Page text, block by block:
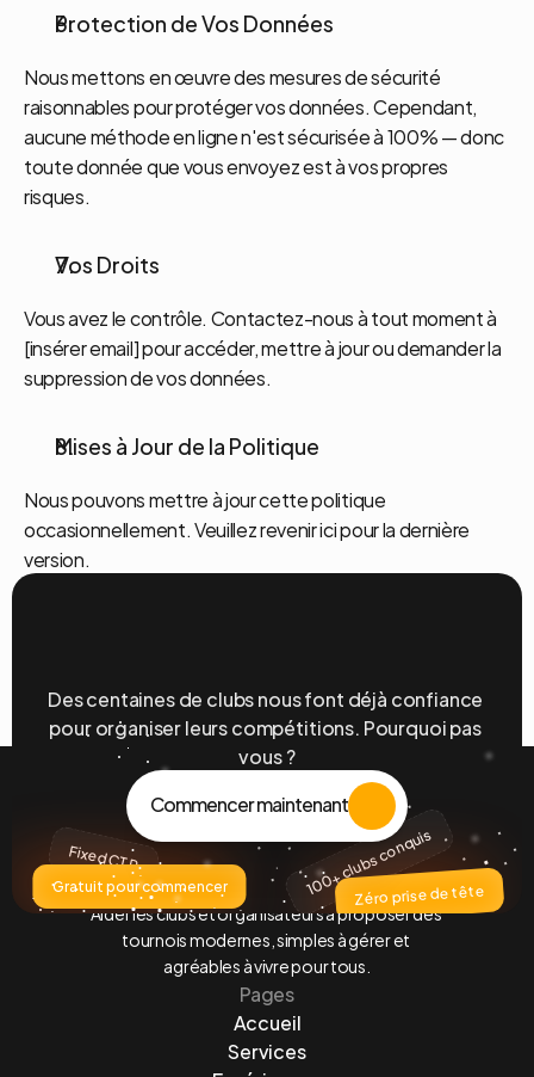
Protection de Vos Données
Nous mettons en œuvre des mesures de sécurité
raisonnables pour protéger vos données. Cependant,
aucune méthode en ligne n'est sécurisée à 100% — donc
toute donnée que vous envoyez est à vos propres
risques.
Vos Droits
Vous avez le contrôle. Contactez-nous à tout moment à
[insérer email] pour accéder, mettre à jour ou demander la
suppression de vos données.
Mises à Jour de la Politique
Nous pouvons mettre à jour cette politique
occasionnellement. Veuillez revenir ici pour la dernière
version.
Prêt à simplifier vos tournois ?
Des centaines de clubs nous font déjà confiance
pour organiser leurs compétitions. Pourquoi pas
vous ?
Commencer maintenant
Zéro prise de tête
Gratuit pour commencer
Fixed CTR 100+ clubs conquis
Aider les clubs et organisateurs à proposer des
tournois modernes, simples à gérer et
agréables à vivre pour tous.
Pages
Accueil
Services